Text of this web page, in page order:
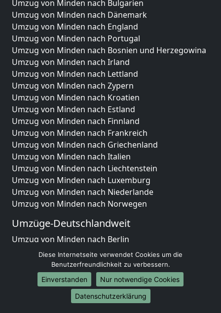
Umzug von Minden nach Bulgarien
Umzug von Minden nach Dänemark
Umzug von Minden nach England
Umzug von Minden nach Portugal
Umzug von Minden nach Bosnien und Herzegowina
Umzug von Minden nach Irland
Umzug von Minden nach Lettland
Umzug von Minden nach Zypern
Umzug von Minden nach Kroatien
Umzug von Minden nach Estland
Umzug von Minden nach Finnland
Umzug von Minden nach Frankreich
Umzug von Minden nach Griechenland
Umzug von Minden nach Italien
Umzug von Minden nach Liechtenstein
Umzug von Minden nach Luxemburg
Umzug von Minden nach Niederlande
Umzug von Minden nach Norwegen
Umzüge-Deutschlandweit
Umzug von Minden nach Berlin
Umzug von Minden nach Hamburg
Umzug von Minden nach München
Umzug von Minden nach Köln
Umzug von Minden nach Frankfurt am Main
Umzug von Minden nach Stuttgart
Diese Internetseite verwendet Cookies um die
Benutzerfreundlichkeit zu verbessern.
Einverstanden
Nur notwendige Cookies
Datenschutzerklärung